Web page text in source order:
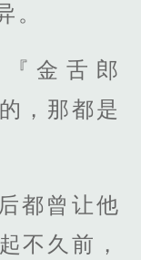
。
金舌郎
，那都是
都曾让他
不久前，